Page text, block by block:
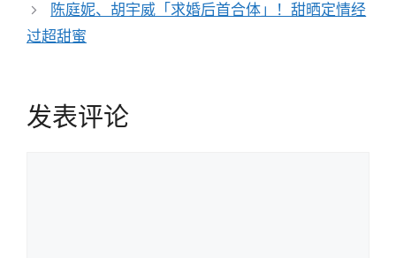
航
陈庭妮、胡宇威「求婚后首合体」！甜晒定情经
过超甜蜜
发表评论